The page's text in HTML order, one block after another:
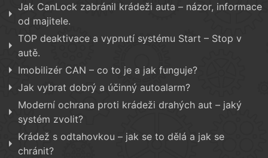
Jak CanLock zabránil krádeži auta – názor, informace
od majitele.
TOP deaktivace a vypnutí systému Start – Stop v
autě.
Imobilizér CAN – co to je a jak funguje?
Jak vybrat dobrý a účinný autoalarm?
Moderní ochrana proti krádeži drahých aut – jaký
systém zvolit?
Krádež s odtahovkou – jak se to dělá a jak se
chránit?